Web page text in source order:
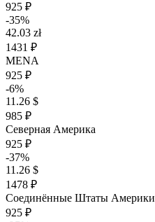
925 ₽
-35%
42.03 zł
1431 ₽
MENA
925 ₽
-6%
11.26 $
985 ₽
Северная Америка
925 ₽
-37%
11.26 $
1478 ₽
Соединённые Штаты Америки
925 ₽